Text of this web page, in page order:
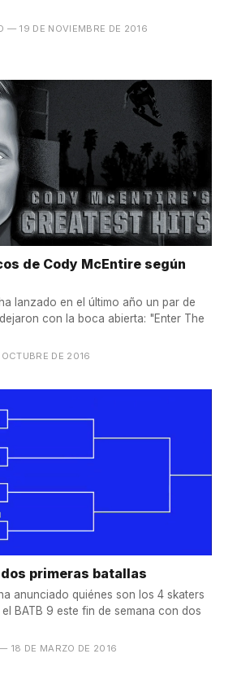
— 19 DE NOVIEMBRE DE 2016
de Cody McEntire según
lanzado en el último año un par de
con la boca abierta: "Enter The
DE 2016
dos primeras batallas
anunciado quiénes son los 4 skaters
BATB 9 este fin de semana con dos
18 DE MARZO DE 2016